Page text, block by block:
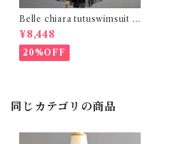
Belle chiara tutuswimsuit (1
0Y)
¥8,448
20%OFF
同じカテゴリの商品